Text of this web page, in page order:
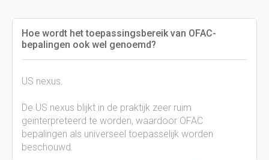
Hoe wordt het toepassingsbereik van OFAC-
bepalingen ook wel genoemd?
US nexus.
De US nexus blijkt in de praktijk zeer ruim
geïnterpreteerd te worden, waardoor OFAC
bepalingen als universeel toepasselijk worden
beschouwd.